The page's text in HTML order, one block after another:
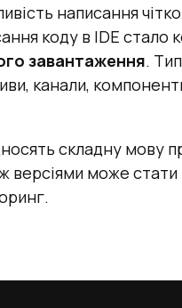
написання
коду в IDE стало
завантаження.
канали,
складну
версіями може